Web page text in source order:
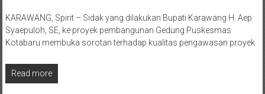
KARAWANG, Spirit – Sidak yang dilakukan Bupati Karawang H. Aep
Syaepuloh, SE, ke proyek pembangunan Gedung Puskesmas
Kotabaru membuka sorotan terhadap kualitas pengawasan proyek
Read more